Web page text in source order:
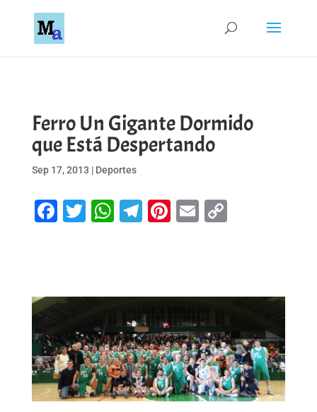
Ferro Un Gigante Dormido
que Está Despertando
Sep 17, 2013 | Deportes
Facebook
Twitter
WhatsApp
Telegram
Pinterest
EmailCopy